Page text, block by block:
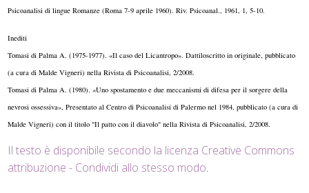
Psicoanalisi di lingue Romanze (Roma 7-9 aprile 1960). Riv. Psicoanal., 1961, 1, 5-10.
Inediti
Tomasi di Palma A. (1975-1977). «Il caso del Licantropo». Dattiloscritto in originale, pubblicato
(a cura di Malde Vigneri) nella Rivista di Psicoanalisi, 2/2008.
Tomasi di Palma A. (1980). «Uno spostamento e due meccanismi di difesa per il sorgere della
nevrosi ossessiva», Presentato al Centro di Psicoanalisi di Palermo nel 1984, pubblicato (a cura di
Malde Vigneri) con il titolo "Il patto con il diavolo" nella Rivista di Psicoanalisi, 2/2008.
Il testo è disponibile secondo la licenza Creative Commons
attribuzione - Condividi allo stesso modo.